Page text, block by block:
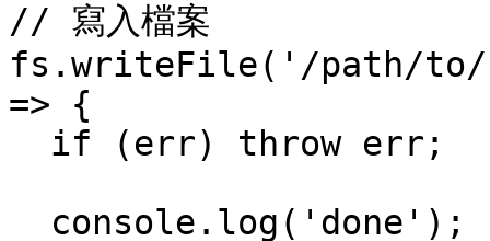
// 寫入檔案
fs.writeFile('/path/
=> {